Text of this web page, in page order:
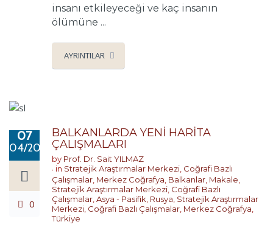
insanı etkileyeceği ve kaç insanın
ölümüne ...
AYRINTILAR
07
04/2020
0
BALKANLARDA YENİ HARİTA
ÇALIŞMALARI
by Prof. Dr. Sait YILMAZ
in Stratejik Araştırmalar Merkezi Coğrafi Bazlı
Çalışmalar Merkez Coğrafya Balkanlar Makale
Stratejik Araştırmalar Merkezi Coğrafi Bazlı
Çalışmalar Asya - Pasifik Rusya Stratejik Araştırmalar
Merkezi Coğrafi Bazlı Çalışmalar Merkez Coğrafya
Türkiye